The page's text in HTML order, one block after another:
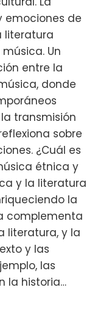
emociones de
literatura
Un
entre la
donde
transmisión
sobre
¿Cuál es
étnica y
y la literatura
la
complementa
literatura, y la
y las
las
la historia…